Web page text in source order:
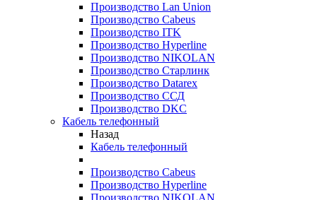
Производство Lan Union
Производство Cabeus
Производство ITK
Производство Hyperline
Производство NIKOLAN
Производство Старлинк
Производство Datarex
Производство ССД
Производство DKC
Кабель телефонный
Назад
Кабель телефонный
Производство Cabeus
Производство Hyperline
Производство NIKOLAN